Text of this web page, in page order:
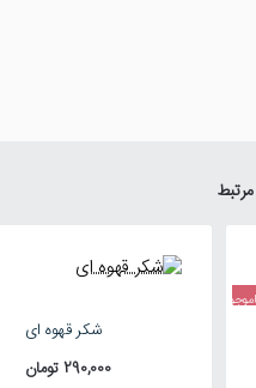
شکر قهوه ای
290,000 تومان